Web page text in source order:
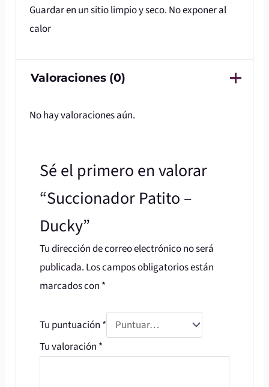
Guardar en un sitio limpio y seco. No exponer al
calor
Valoraciones (0)
No hay valoraciones aún.
Sé el primero en valorar
“Succionador Patito –
Ducky”
Tu dirección de correo electrónico no será
publicada. Los campos obligatorios están
marcados con *
Tu puntuación *
Tu valoración *